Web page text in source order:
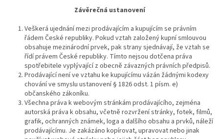
Závěrečná ustanovení
Veškerá ujednání mezi prodávajícím a kupujícím se právním
řádem České republiky. Pokud vztah založený kupní smlouvou
obsahuje mezinárodní prvek, pak strany sjednávají, že vztah se
řídí právem České republiky. Tímto nejsou dotčena práva
spotřebitele vyplývající z obecně závazných právních předpisů.
Prodávající není ve vztahu ke kupujícímu vázán žádnými kodexy
chování ve smyslu ustanovení § 1826 odst. 1 písm. e)
občanského zákoníku.
Všechna práva k webovým stránkám prodávajícího, zejména
autorská práva k obsahu, včetně rozvržení stránky, fotek, filmů,
grafik, ochranných známek, loga a dalšího obsahu a prvků, náleží
prodávajícímu. Je zakázáno kopírovat, upravovat nebo jinak